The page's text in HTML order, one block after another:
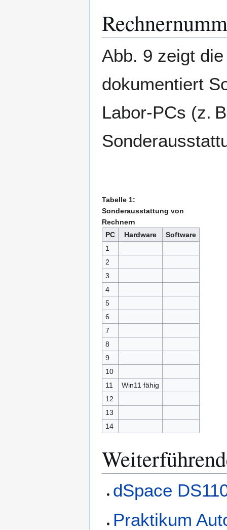
Abb. 9 zeigt
dokumentiert
Labor-PCs (z.
Tabelle 1:
Sonderausstattung von
Rechnern
PC
Hardware
Software
1
2
3
4
5
6
7
8
9
10
11
Win11 fähig
12
13
14
dSpace
Praktikum